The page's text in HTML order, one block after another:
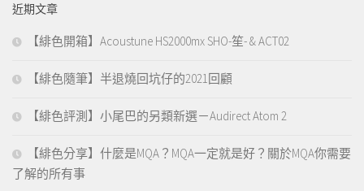
字:
近期文章
【緋色開箱】Acoustune HS2000mx SHO-笙- & ACT02
【緋色隨筆】半退燒回坑仔的2021回顧
【緋色評測】小尾巴的另類新選－Audirect Atom 2
【緋色分享】什麼是MQA？MQA一定就是好？關於MQA你需要
了解的所有事